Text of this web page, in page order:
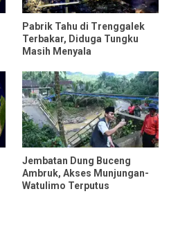
Pabrik Tahu di Trenggalek
Terbakar, Diduga Tungku
Masih Menyala
Jembatan Dung Buceng
Ambruk, Akses Munjungan-
Watulimo Terputus